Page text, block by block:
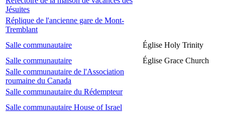
Jésuites
Réplique de l'ancienne gare de Mont-
Tremblant
Salle communautaire
Église Holy Trinity
Salle communautaire
Église Grace Church
Salle communautaire de l'Association
roumaine du Canada
Salle communautaire du Rédempteur
Salle communautaire House of Israel